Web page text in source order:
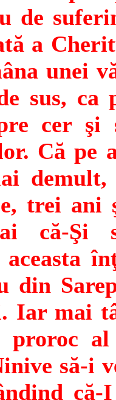
de
a
unei
sus, ca
cer
Că pe
trei ani
că-
aceasta
din
Iar mai
proroc
să-i